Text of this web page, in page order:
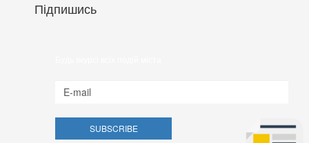
Підпишись